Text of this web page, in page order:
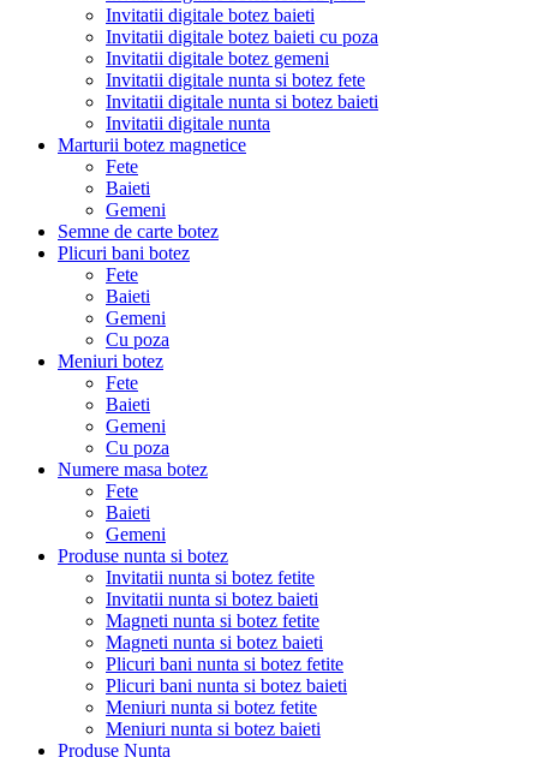
Invitatii digitale botez baieti
Invitatii digitale botez baieti cu poza
Invitatii digitale botez gemeni
Invitatii digitale nunta si botez fete
Invitatii digitale nunta si botez baieti
Invitatii digitale nunta
Marturii botez magnetice
Fete
Baieti
Gemeni
Semne de carte botez
Plicuri bani botez
Fete
Baieti
Gemeni
Cu poza
Meniuri botez
Fete
Baieti
Gemeni
Cu poza
Numere masa botez
Fete
Baieti
Gemeni
Produse nunta si botez
Invitatii nunta si botez fetite
Invitatii nunta si botez baieti
Magneti nunta si botez fetite
Magneti nunta si botez baieti
Plicuri bani nunta si botez fetite
Plicuri bani nunta si botez baieti
Meniuri nunta si botez fetite
Meniuri nunta si botez baieti
Produse Nunta